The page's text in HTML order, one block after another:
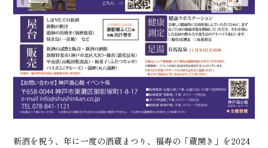
新酒を祝う、年に一度の酒蔵まつり、福寿の「蔵開き」を2024